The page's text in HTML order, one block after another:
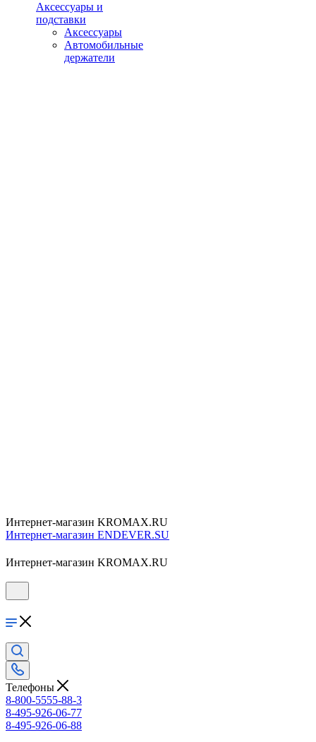
Аксессуары и
подставки
Аксессуары
Автомобильные
держатели
Интернет-магазин KROMAX.RU
Интернет-магазин ENDEVER.SU
Интернет-магазин KROMAX.RU
Телефоны
8-800-5555-88-3
8-495-926-06-77
8-495-926-06-88